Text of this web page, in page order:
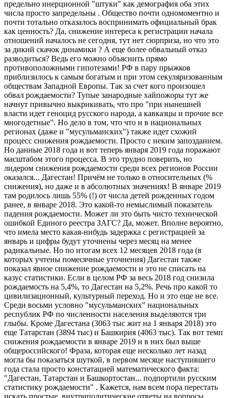
предельно инерционной "штуки" как демография оба этих
числа просто запредельны . Общество почти одномоментно и
почти тотально отказалось воспринимать официальный брак
как ценность? Да, снижение интереса к регистрации начала
отношений началось не сегодня, тут нет сюрприза, но что это
за дикий скачок динамики ? А еще более обвальный отказ
разводиться? Ведь его можно объяснить прямо
противоположными гипотезами! РФ в пару прыжков
приблизилось к самым богатым и при этом секуляризованным
обществам Западной Европы. Так за счет кого произошел
обвал рождаемости? Тупые занародные хайпожоры тут же
начнут привычно выкрикивать, что про "при нынешней
власти идет геноцид русского народа, а кавказцы и прочие все
многодетные". Но дело в том, что что и в национальных
регионах (даже и "мусульманских") также идет схожий
процесс снижения рождаемости. Просто с неким запозданием.
Но данные 2018 года и вот теперь января 2019 года поражают
масштабом этого процесса. В это трудно поверить, но
лидером снижения рождаемости среди всех регионов России
оказался... Дагестан! Причём не только в относительных (%
снижения), но даже и в абсолютных значениях! В январе 2019
там родилось лишь 55% (!) от числа детей рожденных годом
ранее, в январе 2018. Это какой-то немыслимый показатель
падения рождаемости. Может ли это быть чисто технической
ошибкой Единого реестра ЗАГС? Да, может. Вполне вероятно,
что имела место какая-нибудь задержка с регистрацией за
январь и цифры будут уточнены через месяц на менее
радикальные. Но по итогам всех 12 месяцев 2018 года (в
которых учтены помесячные уточнения) Дагестан также
показал явное снижение рождаемости и это не списать на
казус статистики. Если в целом РФ за весь 2018 год снизила
рождаемость на 5,4%, то Дагестан на 5,2%. Речь про какой то
цивилизационный, культурный переход. Но и это еще не все.
Среди восьми условно "мусульманских" национальных
республик РФ по численности населения выделяются три
глыбы. Кроме Дагестана (3063 тыс жит на 1 января 2018) это
еще Татарстан (3894 тыс) и Башкирия (4063 тыс). Так вот темп
снижения рождаемости в январе 2019 и в них был выше
общероссийского! Фраза, которая еще несколько лет назад
могла бы показаться шуткой, в первом месяце наступившего
года стала просто констатацией математического факта:
"Дагестан, Татарстан и Башкортостан... подпортили русским
статистику рождаемости" . Кажется, нам всем пора перестать
искать простые, внутриполитические ответы на вопросы